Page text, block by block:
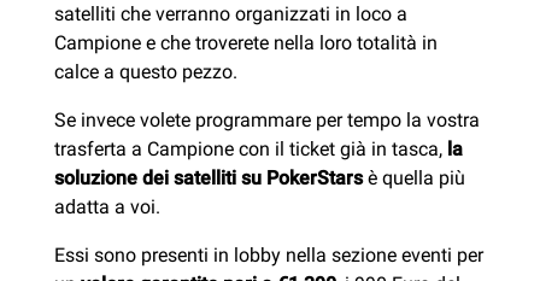
satelliti che verranno organizzati in loco a
Campione e che troverete nella loro totalità in
calce a questo pezzo.
Se invece volete programmare per tempo la vostra
trasferta a Campione con il ticket già in tasca, la
soluzione dei satelliti su PokerStarsè quella più
adatta a voi.
Essi sono presenti in lobby nella sezione eventi per